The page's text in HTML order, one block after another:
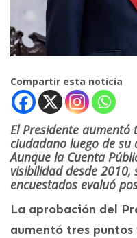
Compartir esta noticia
El Presidente
ciudadano luego de su
Aunque la Cuenta
visibilidad desde
encuestados evaluó
La aprobación del
aumentó tres